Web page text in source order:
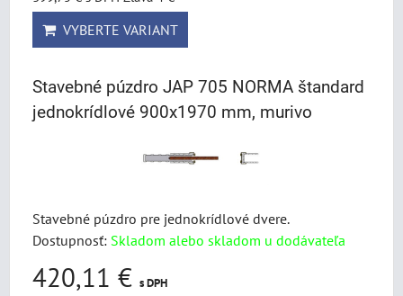
VYBERTE VARIANT
Stavebné púzdro JAP 705 NORMA štandard
jednokrídlové 900x1970 mm, murivo
Stavebné púzdro pre jednokrídlové dvere.
Dostupnosť: Skladom alebo skladom u dodávateľa
420,11 € s DPH